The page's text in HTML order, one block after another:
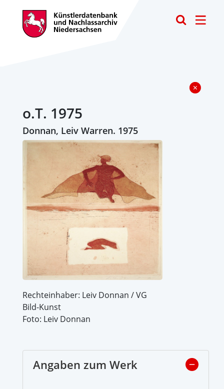
o.T. 1975
Donnan, Leiv Warren. 1975
Rechteinhaber: Leiv Donnan / VG
Bild-Kunst
Foto: Leiv Donnan
Angaben zum Werk